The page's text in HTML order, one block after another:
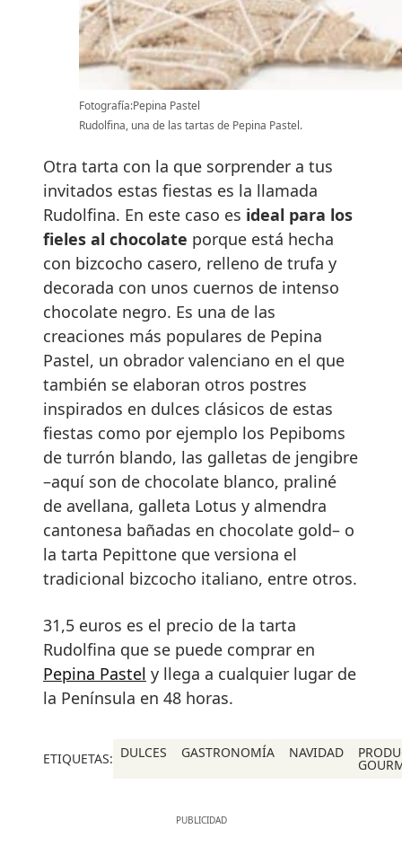
Fotografía:Pepina Pastel
Rudolfina, una de las tartas de Pepina Pastel.
Otra tarta con la que sorprender a tus
invitados estas fiestas es la llamada
Rudolfina. En este caso es ideal para los
fieles al chocolate porque está hecha
con bizcocho casero, relleno de trufa y
decorada con unos cuernos de intenso
chocolate negro. Es una de las
creaciones más populares de Pepina
Pastel, un obrador valenciano en el que
también se elaboran otros postres
inspirados en dulces clásicos de estas
fiestas como por ejemplo los Pepiboms
de turrón blando, las galletas de jengibre
–aquí son de chocolate blanco, praliné
de avellana, galleta Lotus y almendra
cantonesa bañadas en chocolate gold– o
la tarta Pepittone que versiona el
tradicional bizcocho italiano, entre otros.
31,5 euros es el precio de la tarta
Rudolfina que se puede comprar en
Pepina Pastel y llega a cualquier lugar de
la Península en 48 horas.
ETIQUETAS: DULCES GASTRONOMÍA NAVIDAD